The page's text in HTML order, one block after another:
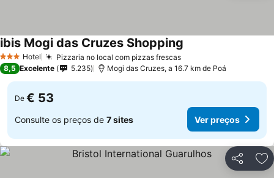
3 EstrelasHotel Pizzaria no local com pizzas frescas
ibis Mogi das Cruzes Shopping
8,5 Excelente 5.235 Mogi das Cruzes, a 16.7 km de Poá
De € 53
Consulte os preços de 7 sites Ver preços
Partilhar